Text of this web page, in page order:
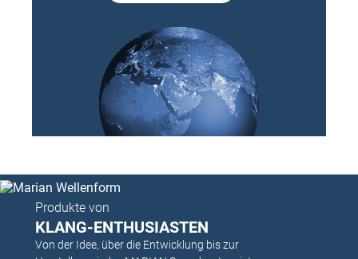
Produkte von
KLANG-ENTHUSIASTEN
Von der Idee, über die Entwicklung bis zur